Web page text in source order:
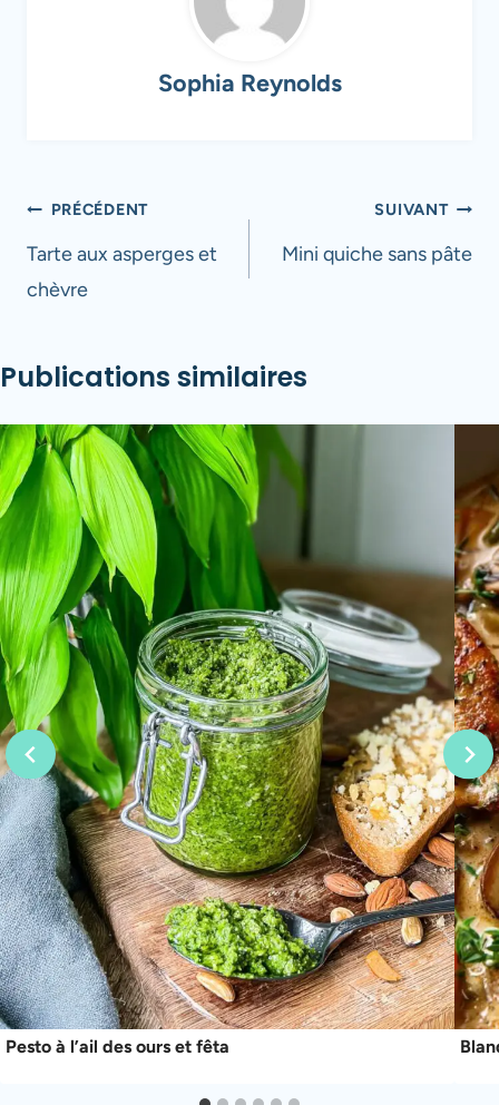
Sophia Reynolds
Navigation
de
l’article
PRÉCÉDENT
Tarte aux asperges et
chèvre
SUIVANT
Mini quiche sans pâte
Publications similaires
Pesto à l’ail des ours et fêta